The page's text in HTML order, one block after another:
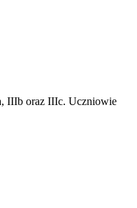
IIIb oraz IIIc. Uczniowie